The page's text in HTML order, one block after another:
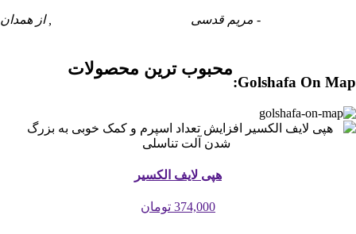
- مریم قدسی , از همدان
Golshafa On Map:
محبوب ترین محصولات
هپی لایف الکسیر
374,000 تومان